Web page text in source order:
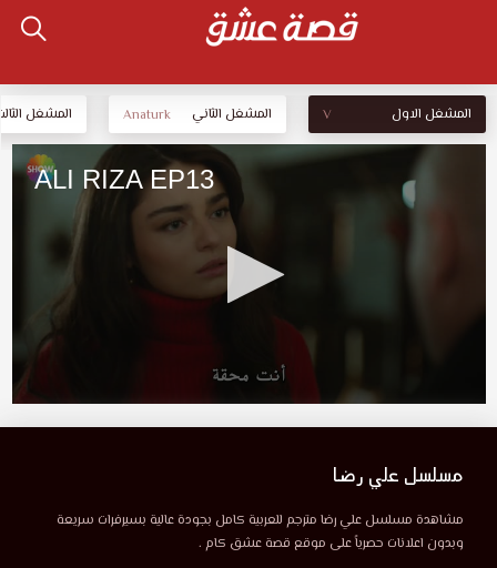
المشغل الاول V المشغل الثاني Anaturk المشغل
مسلسل علي رضا
مشاهدة مسلسل علي رضا مترجم للعربية كامل بجودة عالية بسيرفرات سريعة
وبدون اعلانات حصرياً على موقع قصة عشق كام .